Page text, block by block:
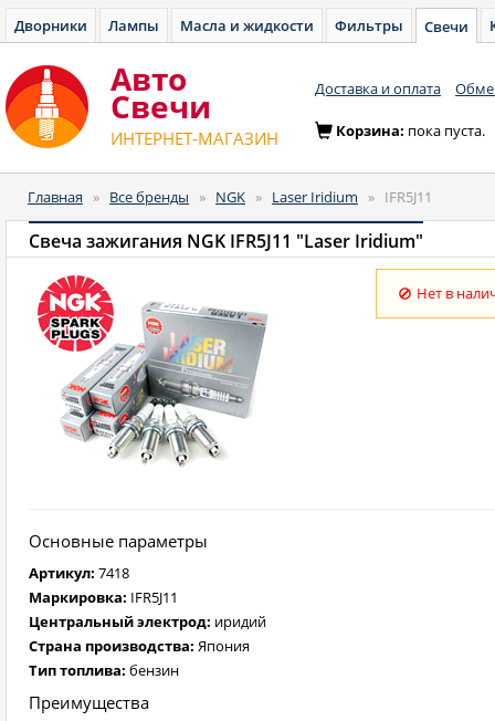
Дворники Лампы Масла и жидкости Фильтры Свечи
Авто
Cвечи
ИНТЕРНЕТ-МАГАЗИН
Доставка и оплата
Корзина: пока пуста.
Главная » Все бренды » NGK » Laser Iridium » IFR5J11
Свеча зажигания NGK IFR5J11 "Laser Iridium"
Нет в
Основные параметры
Артикул: 7418
Маркировка: IFR5J11
Центральный электрод: иридий
Страна производства: Япония
Тип топлива: бензин
Преимущества